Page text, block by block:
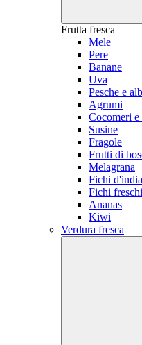
Frutta fresca
Mele
Pere
Banane
Uva
Pesche e
Agrumi
Cocomeri e
Susine
Fragole
Frutti di
Melagrana
Fichi d'india
Fichi freschi
Ananas
Kiwi
Verdura fresca